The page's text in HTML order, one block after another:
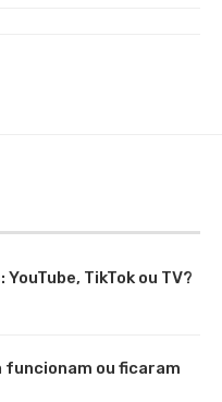
TikTok ou TV?
ou ficaram